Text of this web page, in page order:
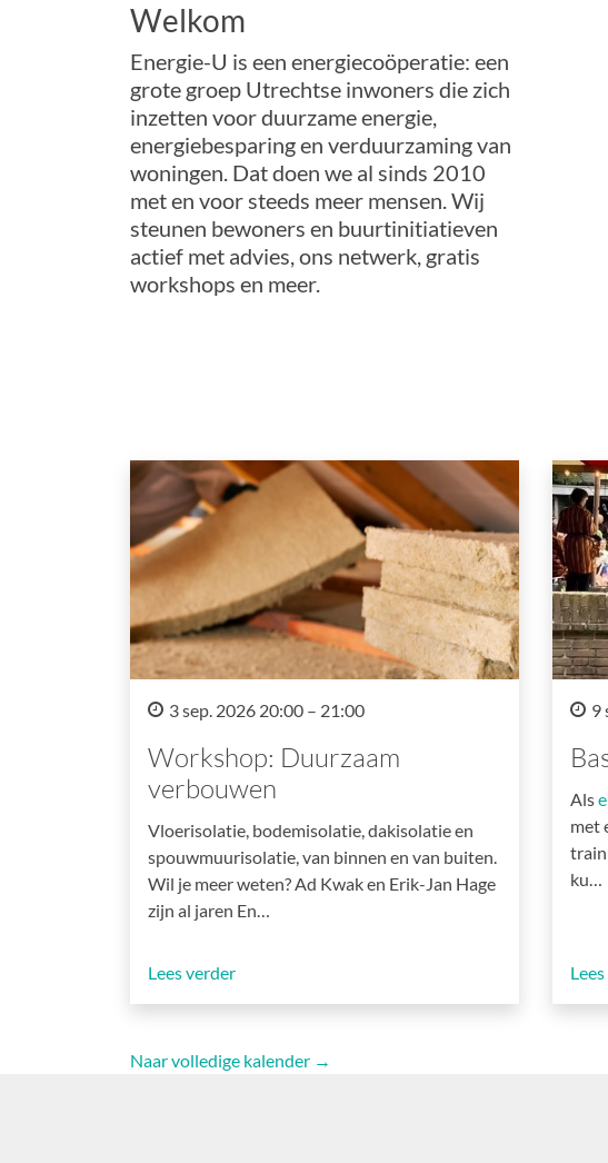
Welkom
Energie-U is een energiecoöperatie: een
grote groep Utrechtse inwoners die zich
inzetten voor duurzame energie,
energiebesparing en verduurzaming van
woningen. Dat doen we al sinds 2010
met en voor steeds meer mensen. Wij
steunen bewoners en buurtinitiatieven
actief met advies, ons netwerk, gratis
workshops en meer.
3 sep. 2026 20:00 – 21:00
Workshop: Duurzaam
verbouwen
Vloerisolatie, bodemisolatie, dakisolatie en
spouwmuurisolatie, van binnen en van buiten.
Wil je meer weten? Ad Kwak en Erik-Jan Hage
zijn al jaren En…
Lees verder
9
Als
met
ku…
Naar volledige kalender →